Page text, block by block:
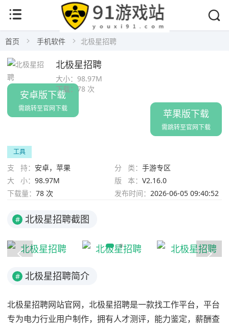
首页 手机软件 北极星招聘
苹果版下载
需跳转至官网下载
安卓版下载
需跳转至官网下载
大小： 98.97M
下载： 78 次
北极星招聘
工具
支 持： 安卓，苹果 分 类： 手游专区
大 小： 98.97M 版 本： V2.16.0
下载量： 78 次 发布时间： 2026-06-05 09:40:52
# 北极星招聘截图
# 北极星招聘简介
北极星招聘网站官网，北极星招聘是一款找工作平台，平台
专为电力行业用户制作，拥有人才测评，能力鉴定，薪酬查